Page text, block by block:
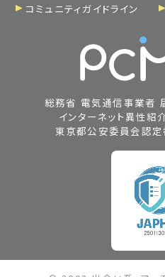
コミュニティガイドライン
総務省 電気通信事業者
インターネット異性
東京都公安委員会認